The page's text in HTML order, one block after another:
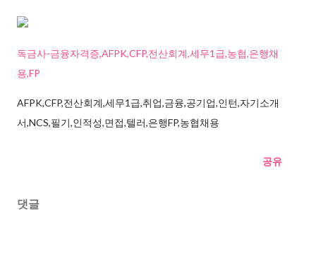
독금사-금융자격증,AFPK,CFP,전산회계,세무1급,농협,은행채
용,FP
AFPK,CFP,전산회계,세무1급,취업,금융,공기업,인턴,자기소개
서,NCS,필기,인적성,면접,텔러,은행FP,농협채용
공유
댓글